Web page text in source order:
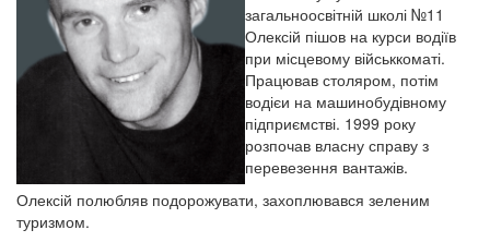
загальноосвітній школі №11
Олексій пішов на курси водіїв
при місцевому військкоматі.
Працював столяром, потім
водієи на машинобудівному
підприємстві. 1999 року
розпочав власну справу з
перевезення вантажів.
Олексій полюбляв подорожувати, захоплювався зеленим
туризмом.